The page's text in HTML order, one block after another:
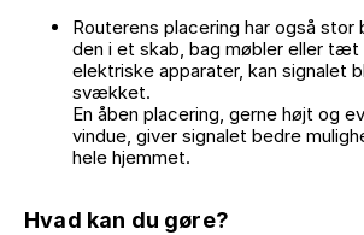
Routerens placering har også stor
den i et skab, bag møbler eller tæt
elektriske apparater, kan signalet
svækket.
En åben placering, gerne højt og
vindue, giver signalet bedre
hele hjemmet.
Hvad kan du gøre?